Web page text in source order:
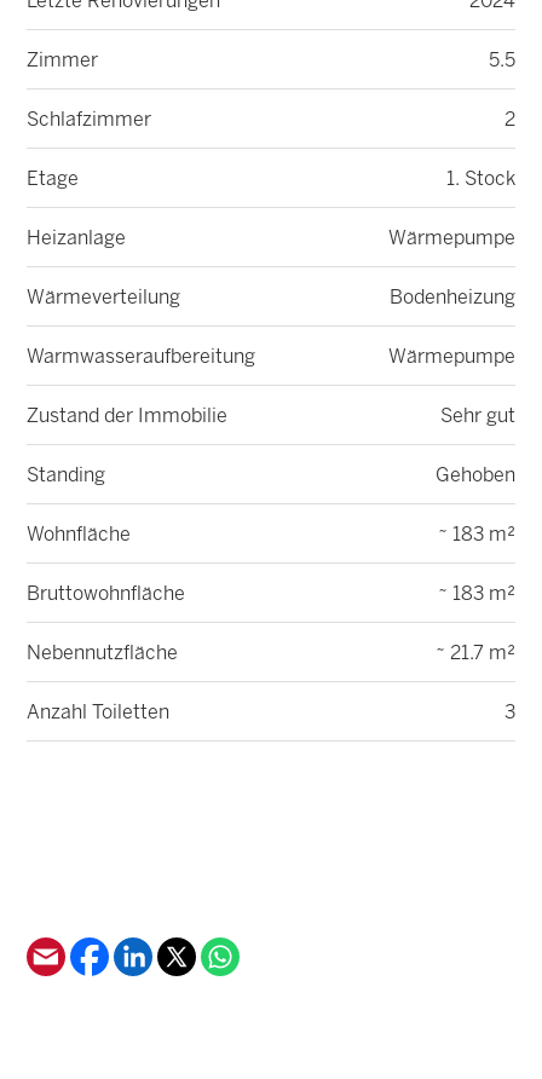
Zimmer 5.5
Schlafzimmer 2
Etage 1. Stock
Heizanlage Wärmepumpe
Wärmeverteilung Bodenheizung
Warmwasseraufbereitung Wärmepumpe
Zustand der Immobilie Sehr gut
Standing Gehoben
Wohnfläche ~ 183 m²
Bruttowohnfläche ~ 183 m²
Nebennutzfläche ~ 21.7 m²
Anzahl Toiletten 3